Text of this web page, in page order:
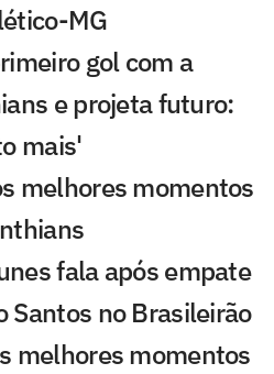
MG
gol com a
e projeta futuro:
mais'
melhores momentos
fala após empate
Santos no Brasileirão
melhores momentos